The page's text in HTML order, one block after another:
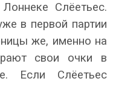
Слёетьес.
в первой партии
же, именно на
свои очки в
Если Слёетьес